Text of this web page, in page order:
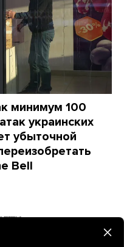
минимум 100
украинских
убыточной
Bell
теперь